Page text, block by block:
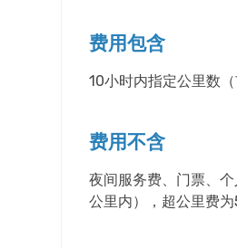
费用包含
10小时内指定公里数
费用不含
夜间服务费、门票、
公里内），超公里费